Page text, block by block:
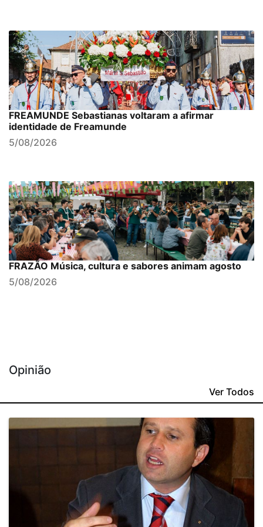
FREAMUNDE Sebastianas voltaram a afirmar
identidade de Freamunde
5/08/2026
FRAZÃO Música, cultura e sabores animam agosto
5/08/2026
Opinião
Ver Todos